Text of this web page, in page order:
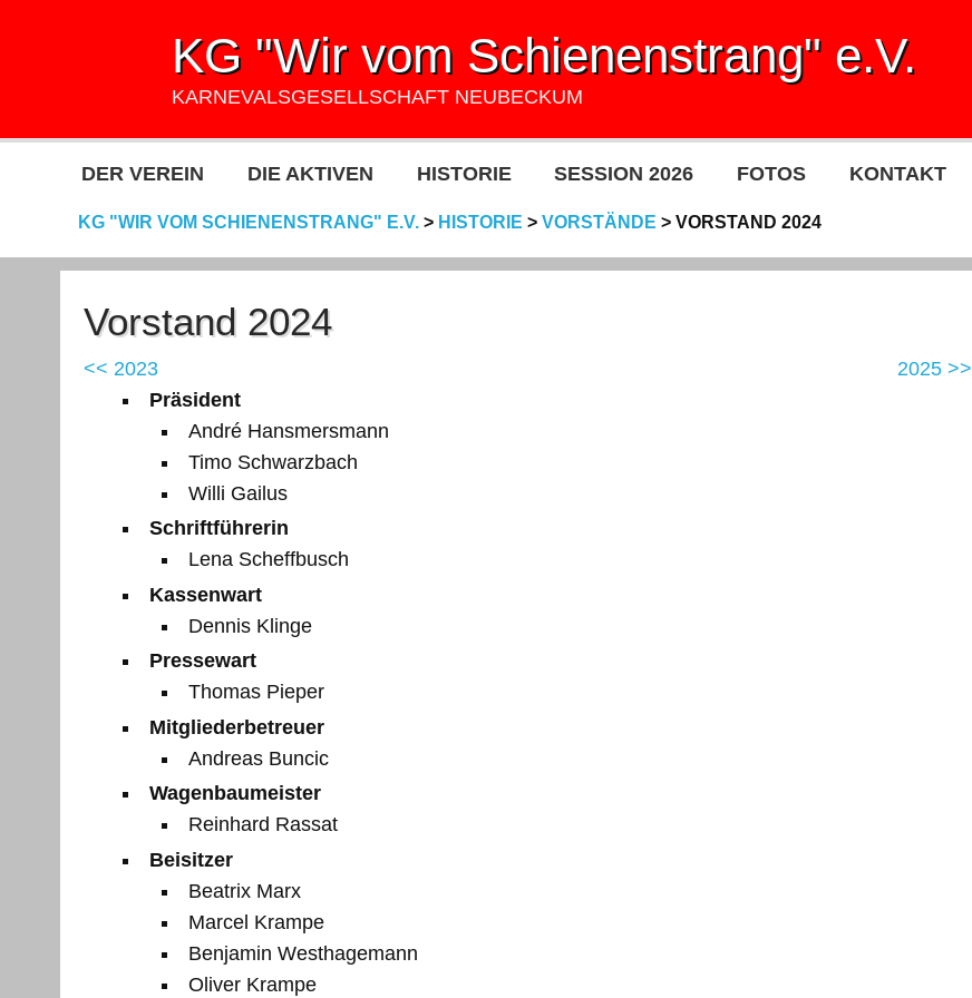
KG "Wir vom Schienenstrang" e.V.
KARNEVALSGESELLSCHAFT NEUBECKUM
DER VEREIN DIE AKTIVEN HISTORIE SESSION 2026 FOTOS KONTAKT
KG "WIR VOM SCHIENENSTRANG" E.V.> HISTORIE > VORSTÄNDE > VORSTAND 2024
Vorstand 2024
<< 2023
2025 >>
Präsident
André Hansmersmann
Timo Schwarzbach
Willi Gailus
Schriftführerin
Lena Scheffbusch
Kassenwart
Dennis Klinge
Pressewart
Thomas Pieper
Mitgliederbetreuer
Andreas Buncic
Wagenbaumeister
Reinhard Rassat
Beisitzer
Beatrix Marx
Marcel Krampe
Benjamin Westhagemann
Oliver Krampe